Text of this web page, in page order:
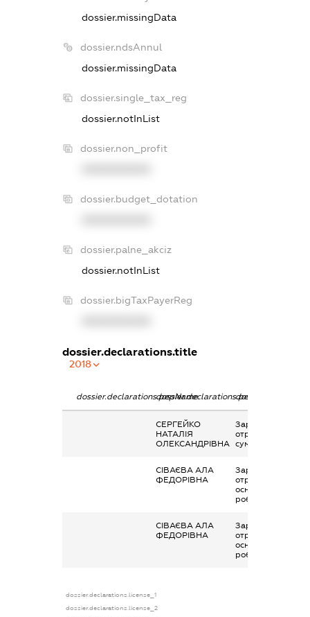
dossier.missingData
dossier.ndsAnnul
dossier.missingData
dossier.single_tax_reg
dossier.notInList
dossier.non_profit
dossier.budget_dotation
dossier.palne_akciz
dossier.notInList
dossier.bigTaxPayerReg
dossier.declarations.title
2018
dossier.declarations.pepNamedossier.declarations.personName
СЕРГЕЙКО
НАТАЛІЯ
ОЛЕКСАНДРІВНА
Заробітна плата
отримана за
сумісництвом
СІВАЄВА АЛА
ФЕДОРІВНА
Заробітна плата
отримана за
основним місцем
роботи
СІВАЄВА АЛА
ФЕДОРІВНА
Заробітна плата
отримана за
основним місцем
роботи
dossier.declarations.license_1
dossier.declarations.license_2